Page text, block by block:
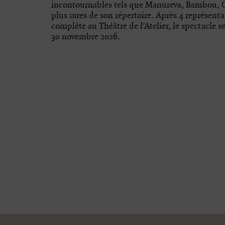
incontournables tels que Manureva, Bambou,
plus rares de son répertoire. Après 4
complète au Théâtre de l’Atelier, le spectacle
30 novembre 2026.